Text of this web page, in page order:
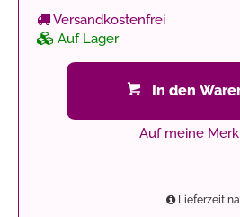
Versandkostenfrei
Auf Lager
In den
Auf meine
Lieferzeit